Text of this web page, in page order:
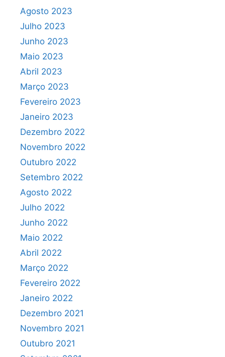
Agosto 2023
Julho 2023
Junho 2023
Maio 2023
Abril 2023
Março 2023
Fevereiro 2023
Janeiro 2023
Dezembro 2022
Novembro 2022
Outubro 2022
Setembro 2022
Agosto 2022
Julho 2022
Junho 2022
Maio 2022
Abril 2022
Março 2022
Fevereiro 2022
Janeiro 2022
Dezembro 2021
Novembro 2021
Outubro 2021